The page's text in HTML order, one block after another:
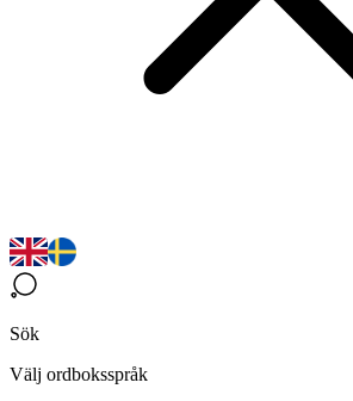
Sök
Välj ordboksspråk